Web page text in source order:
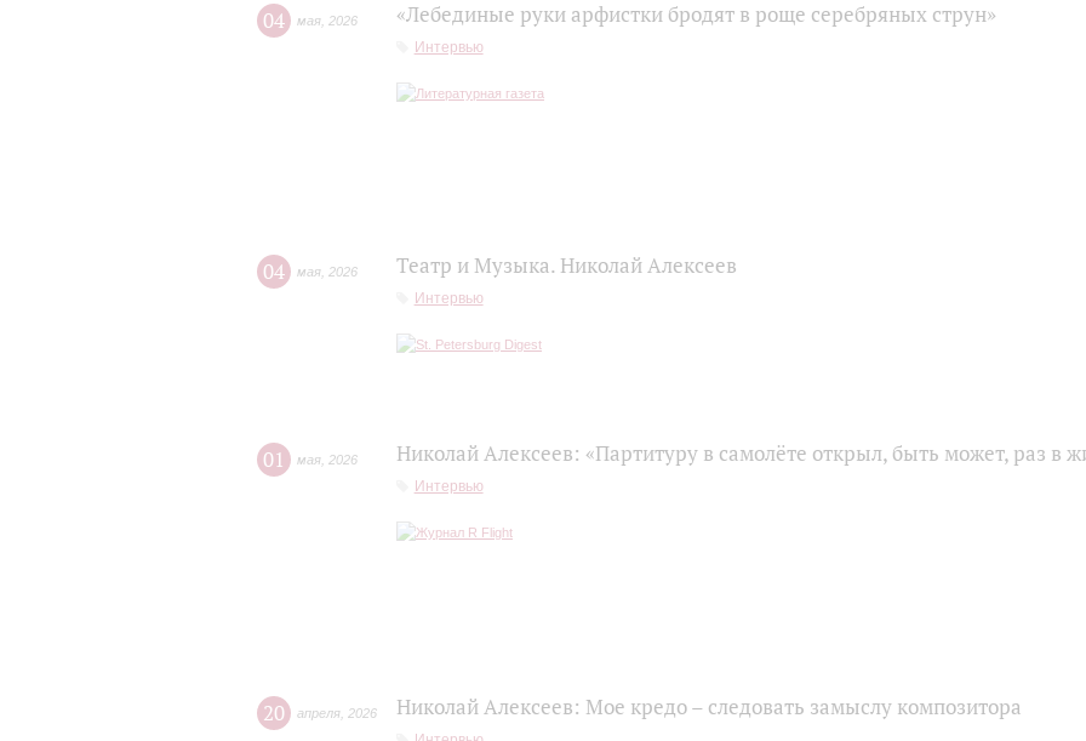
04 мая 2026 «Лебединые руки арфистки бродят в роще серебряных струн»
Интервью
04 мая 2026 Театр и Музыка. Николай Алексеев
Интервью
01 мая 2026 Николай Алексеев: «Партитуру в самолёте открыл, быть может, раз в
Интервью
20 апреля 2026 Николай Алексеев: Мое кредо – следовать замыслу композитора